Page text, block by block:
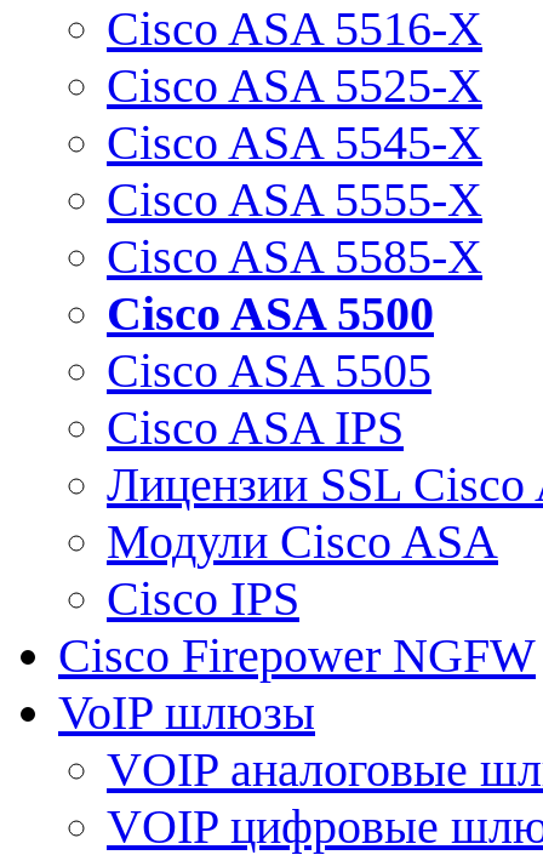
Cisco ASA 5516-X
Cisco ASA 5525-X
Cisco ASA 5545-X
Cisco ASA 5555-X
Cisco ASA 5585-X
Cisco ASA 5500
Cisco ASA 5505
Cisco ASA IPS
Лицензии SSL Cisco
Модули Cisco ASA
Cisco IPS
Cisco Firepower NGFW
VoIP шлюзы
VOIP аналоговые
VOIP цифровые